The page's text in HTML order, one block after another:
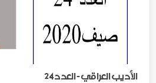
الأديب العراقي - العدد24